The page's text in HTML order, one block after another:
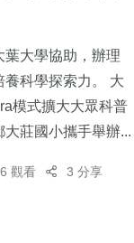
葉大學協助，辦理
科學探索力。 大
模式擴大大眾科普
莊國小攜手舉辦...
觀看 3 分享